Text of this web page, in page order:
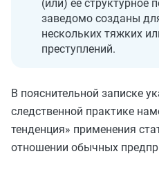
(или) ее структурное
заведомо созданы
нескольких тяжких
преступлений.
В пояснительной записке
следственной практике
тенденция» применения
отношении обычных